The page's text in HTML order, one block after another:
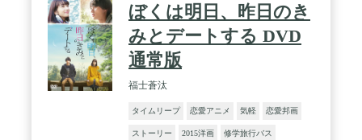
ぼくは明日、昨日のき
みとデートする DVD
通常版
福士蒼汰
タイムリープ 恋愛アニメ 気軽 恋愛邦画
ストーリー 2015洋画 修学旅行バス